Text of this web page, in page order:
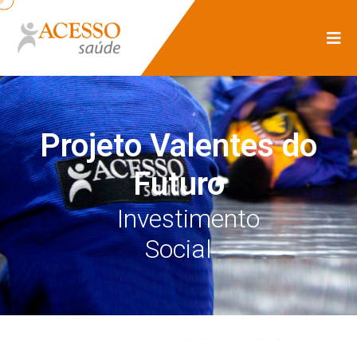
Projeto Valentes do
Futuro
Investimento
Social